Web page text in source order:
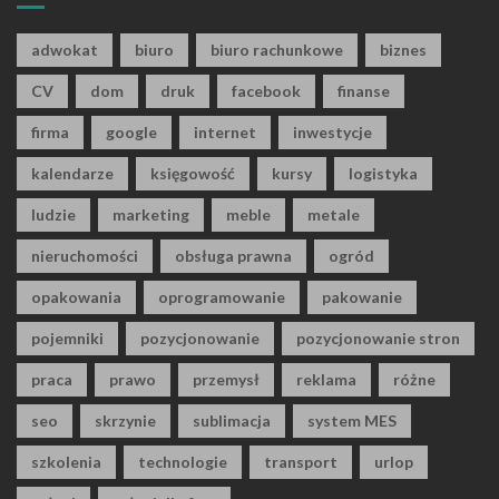
adwokat biuro biuro rachunkowe biznes
CV dom druk facebook finanse
firma google internet inwestycje
kalendarze księgowość kursy logistyka
ludzie marketing meble metale
nieruchomości obsługa prawna ogród
opakowania oprogramowanie pakowanie
pojemniki pozycjonowanie pozycjonowanie stron
praca prawo przemysł reklama różne
seo skrzynie sublimacja system MES
szkolenia technologie transport urlop